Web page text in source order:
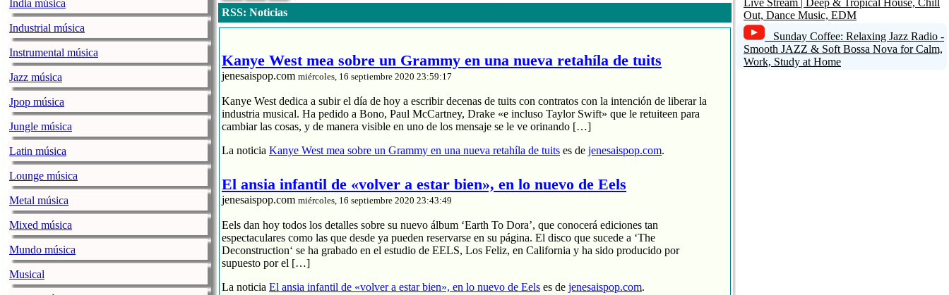
India música
Industrial música
Instrumental música
Jazz música
Jpop música
Jungle música
Latin música
Lounge música
Metal música
Mixed música
Mundo música
Musical
RSS: Noticias
Kanye West mea sobre un Grammy en una nueva retahíla de tuits
jenesaispop.com miércoles, 16 septiembre 2020 23:59:17
Kanye West dedica a subir el día de hoy a escribir decenas de tuits con contratos con la intención de liberar la
industria musical. Ha pedido a Bono, Paul McCartney, Drake «e incluso Taylor Swift» que le retuiteen para
cambiar las cosas, y de manera visible en uno de los mensaje se le ve orinando […]
La noticia Kanye West mea sobre un Grammy en una nueva retahíla de tuits es de jenesaispop.com.
El ansia infantil de «volver a estar bien», en lo nuevo de Eels
jenesaispop.com miércoles, 16 septiembre 2020 23:43:49
Eels dan hoy todos los detalles sobre su nuevo álbum ‘Earth To Dora’, que conocerá ediciones tan
espectaculares como las que desde ya pueden reservarse en su página. El disco que sucede a ‘The
Deconstruction‘ se ha grabado en el estudio de EELS, Los Feliz, en California y ha sido producido por
supuesto por el […]
La noticia El ansia infantil de «volver a estar bien», en lo nuevo de Eels es de jenesaispop.com.
Live Stream | Deep & Tropical House, Chill
Out, Dance Music, EDM
Sunday Coffee: Relaxing Jazz Radio -
Smooth JAZZ & Soft Bossa Nova for Calm,
Work, Study at Home